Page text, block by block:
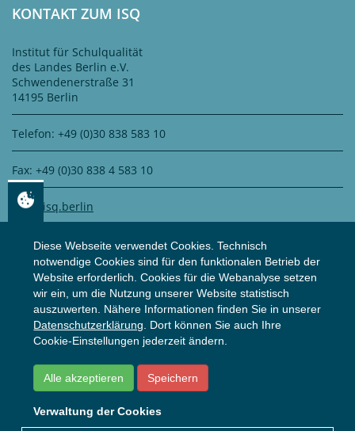
KONTAKT ZUM ISQ
Institut für Schulqualität
des Landes Berlin e.V.
Schwendenerstraße 31
14195 Berlin
Telefon: +49 (0)30 838 583 10
Fax: +49 (0)30 838 4 583 10
info@isq.berlin
DATENSCHUTZ
Zertifiziert durch
WS Datenschutz GmbH
Zur Datenschutzerklärung
© ISQ Impressum Datenschutzerklärung
Diese Webseite verwendet Cookies. Technisch
notwendige Cookies sind für den funktionalen Betrieb der
Website erforderlich. Cookies für die Webanalyse setzen
wir ein, um die Nutzung unserer Website statistisch
auszuwerten. Nähere Informationen finden Sie in unserer
Datenschutzerklärung . Dort können Sie auch Ihre
Cookie-Einstellungen jederzeit ändern.
Alle akzeptieren Speichern
Verwaltung der Cookies